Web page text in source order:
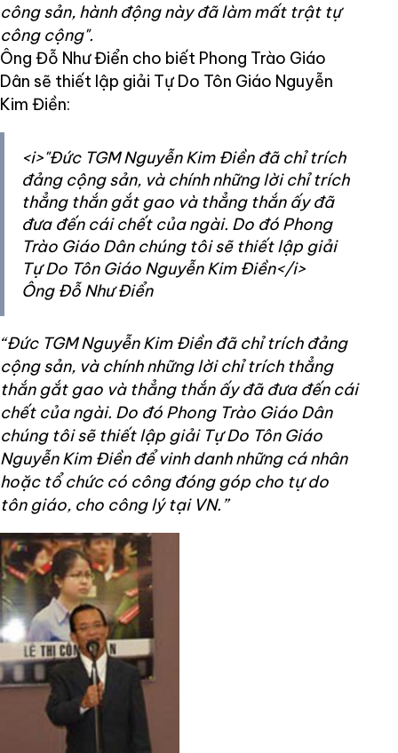
công sản, hành động này đã làm mất trật tự
công cộng".
Ông Đỗ Như Điển cho biết Phong Trào Giáo
Dân sẽ thiết lập giải Tự Do Tôn Giáo Nguyễn
Kim Điền:
<i>"Đức TGM Nguyễn Kim Điền đã chỉ trích
đảng cộng sản, và chính những lời chỉ trích
thẳng thắn gắt gao và thẳng thắn ấy đã
đưa đến cái chết của ngài. Do đó Phong
Trào Giáo Dân chúng tôi sẽ thiết lập giải
Tự Do Tôn Giáo Nguyễn Kim Điền</i>
Ông Đỗ Như Điển
“Đức TGM Nguyễn Kim Điền đã chỉ trích đảng
cộng sản, và chính những lời chỉ trích thẳng
thắn gắt gao và thẳng thắn ấy đã đưa đến cái
chết của ngài. Do đó Phong Trào Giáo Dân
chúng tôi sẽ thiết lập giải Tự Do Tôn Giáo
Nguyễn Kim Điền để vinh danh những cá nhân
hoặc tổ chức có công đóng góp cho tự do
tôn giáo, cho công lý tại VN.”